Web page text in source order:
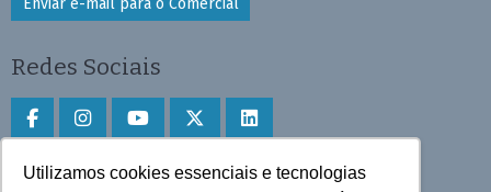
Utilizamos cookies essenciais e tecnologias
Enviar e-mail para o Comercial
Redes Sociais
Faça download do aplicativo